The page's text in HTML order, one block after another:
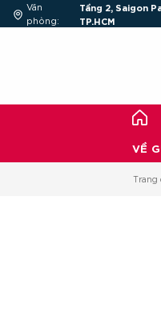
Chuyển
đến
Văn
phòng:
Tầng 2, Saigon
TP.HCM
VỀ
Trang